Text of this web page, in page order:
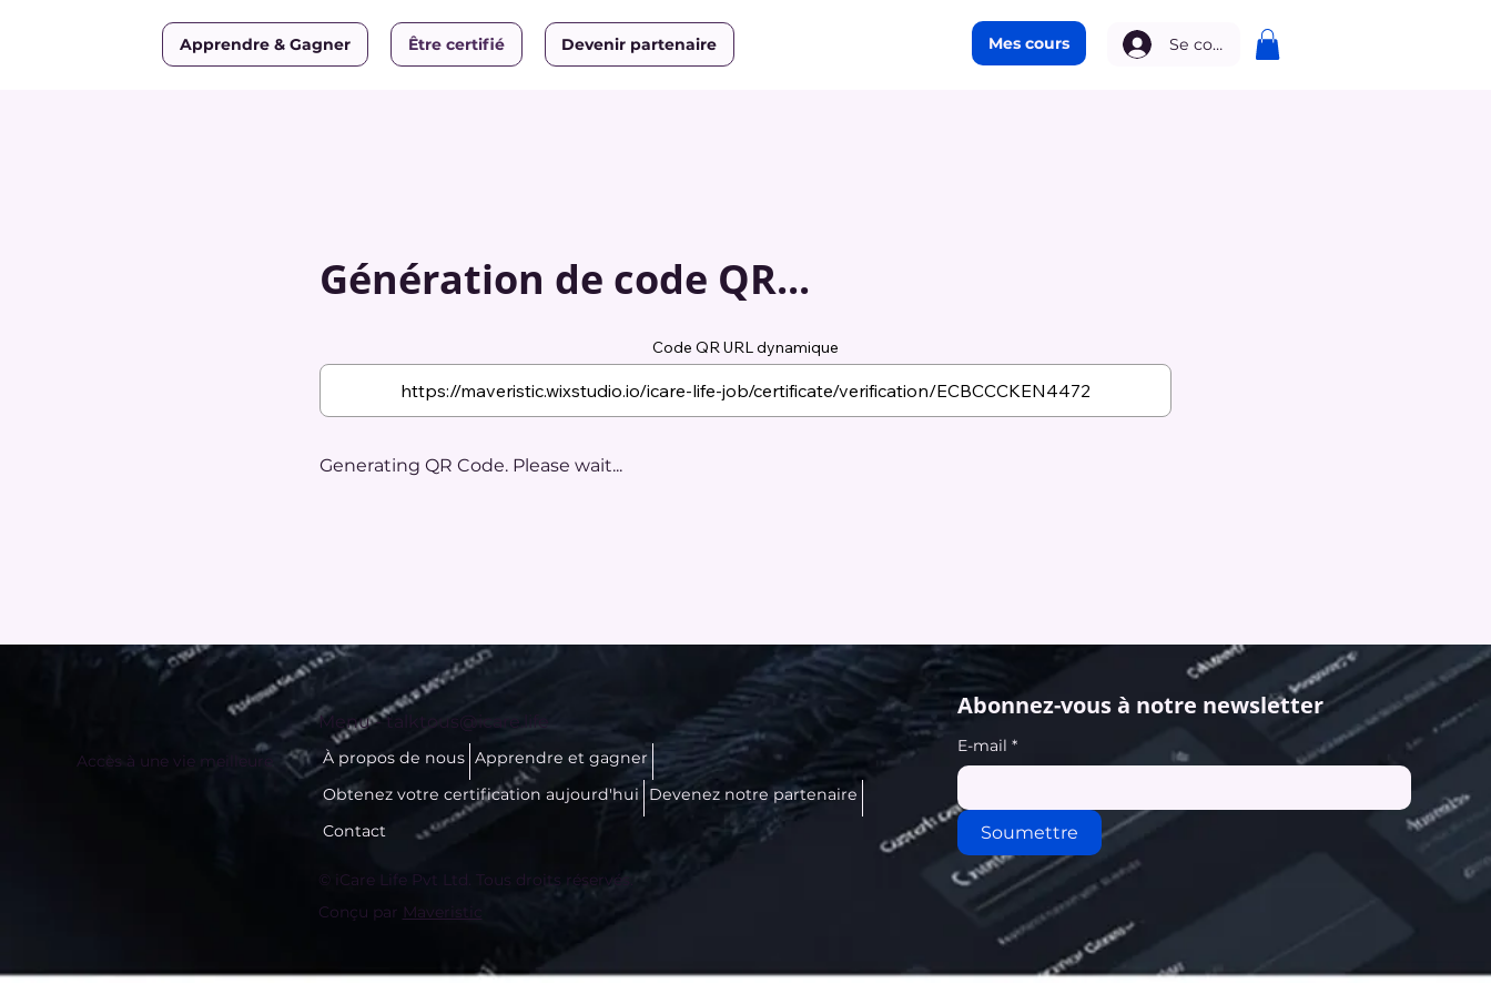
Apprendre & Gagner Être certifié Devenir partenaire Mes cours Se connecter
Génération de code QR...
Code QR URL dynamique
Generating QR Code. Please wait...
Accès à une vie meilleure
Menu -talktous@icare.life
À propos de nous Apprendre et gagner
Obtenez votre certification aujourd'hui
Devenez notre partenaire
Contact
© iCare Life Pvt Ltd. Tous droits réservés.
Conçu par Maveristic
Abonnez-vous à notre newsletter
E-mail *
Soumettre